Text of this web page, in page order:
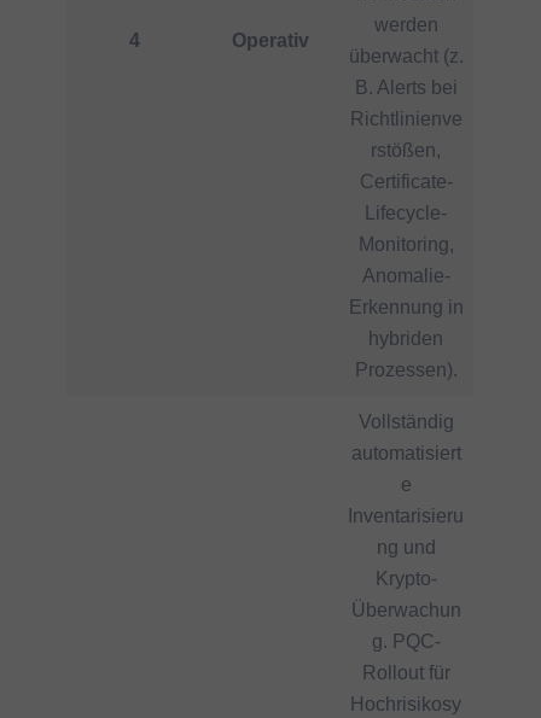
4 Operativ
werden
überwacht (z.
B. Alerts bei
Richtlinienve
rstößen,
Certificate-
Lifecycle-
Monitoring,
Anomalie-
Erkennung in
hybriden
Prozessen).
Vollständig
automatisiert
e
Inventarisieru
ng und
Krypto-
Überwachun
g. PQC-
Rollout für
Hochrisikosy